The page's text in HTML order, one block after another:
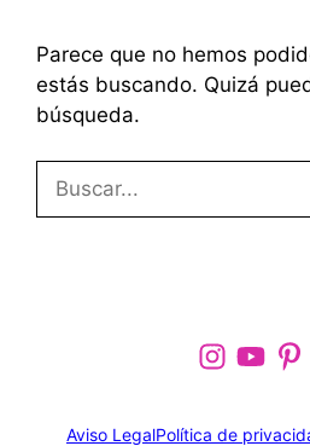
Parece que no hemos
estás buscando. Quizá
búsqueda.
Buscar:
Aviso LegalPolítica de